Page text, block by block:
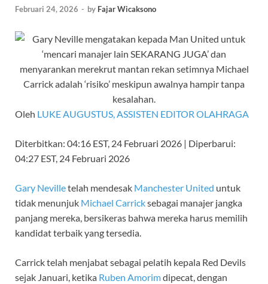
Februari 24, 2026 - by Fajar Wicaksono
Oleh LUKE AUGUSTUS, ASSISTEN EDITOR OLAHRAGA
Diterbitkan: 04:16 EST, 24 Februari 2026 | Diperbarui:
04:27 EST, 24 Februari 2026
Gary Nevilletelah mendesak Manchester United untuk
tidak menunjuk Michael Carricksebagai manajer jangka
panjang mereka, bersikeras bahwa mereka harus memilih
kandidat terbaik yang tersedia.
Carrick telah menjabat sebagai pelatih kepala Red Devils
sejak Januari, ketika Ruben Amorimdipecat, dengan